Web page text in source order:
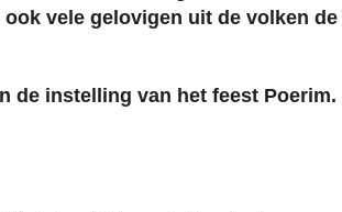
vele gelovigen uit de volken de
de instelling van het feest Poerim.